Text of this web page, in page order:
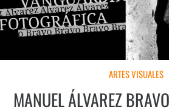
ARTES VISUALES
MANUEL ÁLVAREZ